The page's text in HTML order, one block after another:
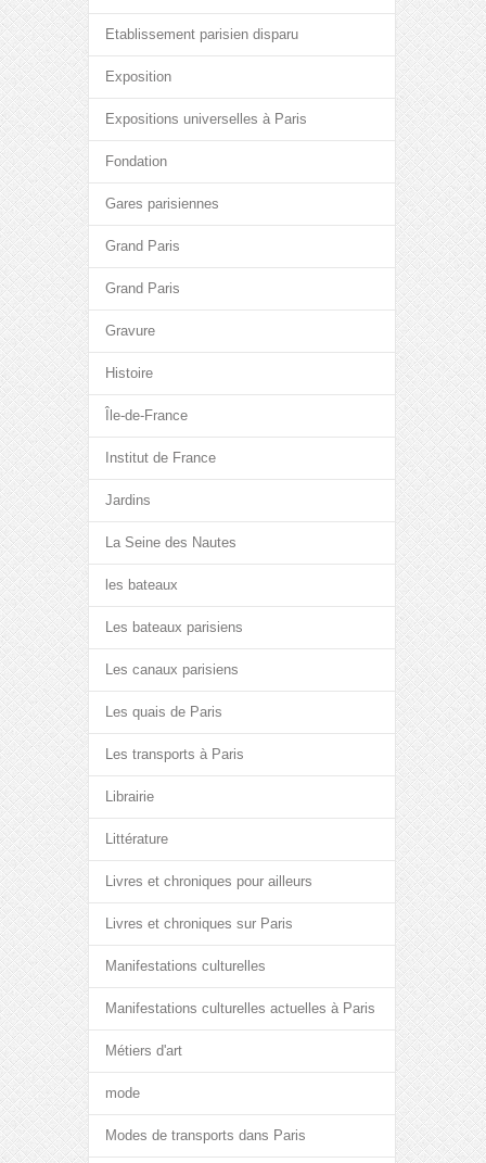
Etablissement parisien disparu
Exposition
Expositions universelles à Paris
Fondation
Gares parisiennes
Grand Paris
Grand Paris
Gravure
Histoire
Île-de-France
Institut de France
Jardins
La Seine des Nautes
les bateaux
Les bateaux parisiens
Les canaux parisiens
Les quais de Paris
Les transports à Paris
Librairie
Littérature
Livres et chroniques pour ailleurs
Livres et chroniques sur Paris
Manifestations culturelles
Manifestations culturelles actuelles à Paris
Métiers d'art
mode
Modes de transports dans Paris